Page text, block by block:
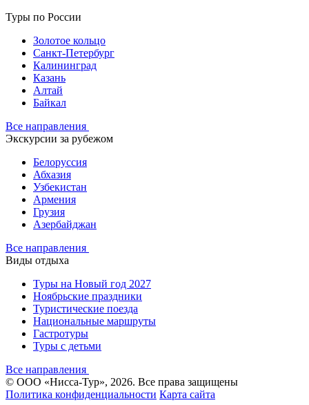
Туры по России
Золотое кольцо
Санкт-Петербург
Калининград
Казань
Алтай
Байкал
Все направления
Экскурсии за рубежом
Белоруссия
Абхазия
Узбекистан
Армения
Грузия
Азербайджан
Все направления
Виды отдыха
Туры на Новый год 2027
Ноябрьские праздники
Туристические поезда
Национальные маршруты
Гастротуры
Туры с детьми
Все направления
© ООО «Нисса-Тур», 2026. Все права защищены
Политика конфиденциальности Карта сайта